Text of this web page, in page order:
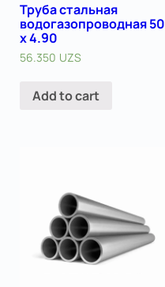
Труба стальная
водогазопроводная 50
х 4.90
56.350 UZS
Add to cart